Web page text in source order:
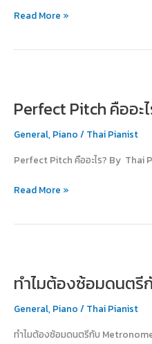
ไม่?
Read More »
Perfect Pitch คืออะ
General, Piano / Thai Pianist
Perfect Pitch คืออะไร? By Thai
คือ
Read More »
ทำไมต้องซ้อมดนตรี
General, Piano / Thai Pianist
ทำไมต้องซ้อมดนตรีกับ
ซ้อม
กับ
Metronome